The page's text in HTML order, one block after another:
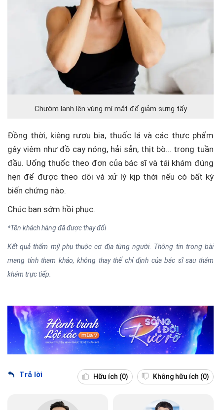
Chườm lạnh lên vùng mí mắt để giảm sưng tấy
Đồng thời, kiêng rượu bia, thuốc lá và các thực phẩm
gây viêm như đồ cay nóng, hải sản, thịt bò… trong tuần
đầu. Uống thuốc theo đơn của bác sĩ và tái khám đúng
hẹn để được theo dõi và xử lý kịp thời nếu có bất kỳ
biến chứng nào.
Chúc bạn sớm hồi phục.
*Tên khách hàng đã được thay đổi
Kết quả thẩm mỹ phụ thuộc cơ địa từng người. Thông tin trong bài
mang tính tham khảo, không thay thế chỉ định của bác sĩ sau thăm
khám trực tiếp.
Trả lời Hữu ích (0) Không hữu ích (0)